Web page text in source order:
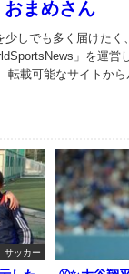
おまめさん
少しでも多く届けたく
」を運営
転載可能なサイトか
サッカー